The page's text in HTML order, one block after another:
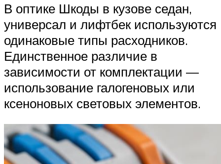
В оптике Шкоды в кузове седан,
универсал и лифтбек используются
одинаковые типы расходников.
Единственное различие в
зависимости от комплектации —
использование галогеновых или
ксеноновых световых элементов.